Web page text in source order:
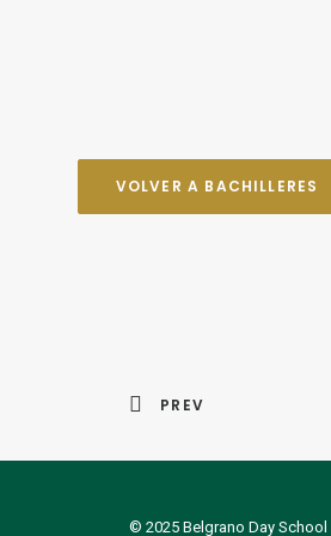
VOLVER A BACHILLERES
PREV
© 2025 Belgrano Day School